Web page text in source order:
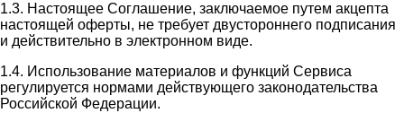
1.3. Настоящее Соглашение, заключаемое путем акцепта
настоящей оферты, не требует двустороннего подписания
и действительно в электронном виде.
1.4. Использование материалов и функций Сервиса
регулируется нормами действующего законодательства
Российской Федерации.